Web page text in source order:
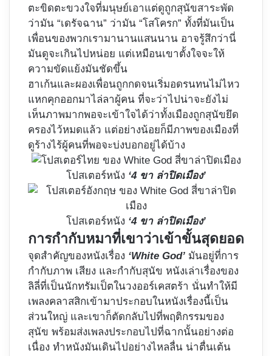
ตะขิดตะขวงใจที่มนุษย์เอาแต่ดูถูกสุนัขสาระพัด
ว่ามัน “เดรัจฉาน” ว่ามัน “โสโครก” ทั้งที่มันเป็น
เพื่อนของพวกเรามานานแสนนาน อาจรู้สึกว่านี่
มันดูจะเกินไปหน่อย แต่เหมือนเขาตั้งใจจะให้
ความขัดแย้งมันชัดขึ้น
ฮาเก้นและผองเพื่อนถูกกดจนเริ่มอดรนทนไม่ไหว
แหกคุกออกมาไล่ลาผู้คน ที่จะว่าไปน่าจะยังไม่
เห็นภาพมากพอจะเข้าใจได้ว่าทั้งเมืองถูกสุนัขยึด
ครองไว้หมดแล้ว แต่อย่างน้อยก็มีภาพของเมืองที่
ดูร้างไร้ผู้คนที่พอจะบ่งบอกอยู่ได้บ้าง
โปสเตอร์หนัง ‘4 ขา ล่าปิดเมือง’
โปสเตอร์หนัง ‘4 ขา ล่าปิดเมือง’
การกำกับหมาที่เขาว่าเข้าขั้นสุดยอด
จุดสำคัญของหนังเรื่อง ‘White God’ มันอยู่ที่การ
กำกับภาพ เสียง และกำกับสุนัข หนังเล่าเรื่องของ
ลิลี่ที่เป็นนักทรัมเป็ตในวงออร์เคสตร้า นั่นทำให้มี
เพลงคลาสสิกเข้ามาประกอบในหนังเรื่องนี้เป็น
ส่วนใหญ่ และเขาก็ตัดกลับไปที่พฤติกรรมของ
สุนัข พร้อมส่งเพลงประกอบไปที่ฉากนั้นอย่างต่อ
เนื่อง ทำหนังมันเดินไปอย่างไหลลื่น น่าตื่นเต้น